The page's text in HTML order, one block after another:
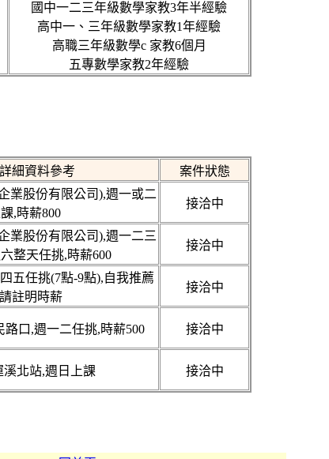
國中一二三年級數學家教3年半經驗
高中一、三年級數學家教1年經驗
高職三年級數學c 家教6個月
五專數學家教2年經驗
細資料參考 案件狀態
業股份有限公司),週一或二
課,時薪800
接洽中
業股份有限公司),週一二三
整天任挑,時薪600
接洽中
五任挑(7點-9點),自我推薦
註明時薪
接洽中
口,週一二任挑,時薪500 接洽中
溪北站,週日上課 接洽中